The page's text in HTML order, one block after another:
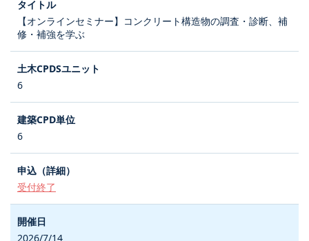
【オンラインセミナー】コンクリート構造物の調査・診断、補
修・補強を学ぶ
6
6
受付終了
2026/7/14